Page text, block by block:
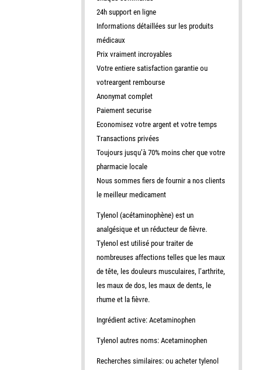
24h support en ligne
Informations détaillées sur les produits
médicaux
Prix vraiment incroyables
Votre entiere satisfaction garantie ou
votreargent rembourse
Anonymat complet
Paiement securise
Economisez votre argent et votre temps
Transactions privées
Toujours jusqu’à 70% moins cher que votre
pharmacie locale
Nous sommes fiers de fournir a nos clients
le meilleur medicament
Tylenol (acétaminophène) est un
analgésique et un réducteur de fièvre.
Tylenol est utilisé pour traiter de
nombreuses affections telles que les maux
de tête, les douleurs musculaires, l’arthrite,
les maux de dos, les maux de dents, le
rhume et la fièvre.
Ingrédient active: Acetaminophen
Tylenol autres noms: Acetaminophen
Recherches similaires: ou acheter tylenol